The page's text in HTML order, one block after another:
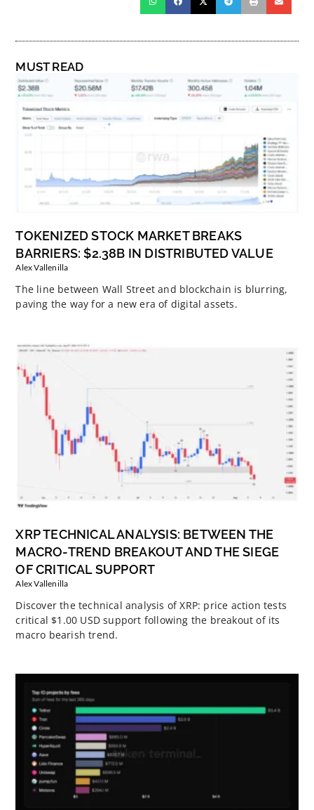
MUST READ
TOKENIZED STOCK MARKET BREAKS
BARRIERS: $2.38B IN DISTRIBUTED VALUE
Alex Vallenilla
The line between Wall Street and blockchain is blurring,
paving the way for a new era of digital assets.
XRP TECHNICAL ANALYSIS: BETWEEN THE
MACRO-TREND BREAKOUT AND THE SIEGE
OF CRITICAL SUPPORT
Alex Vallenilla
Discover the technical analysis of XRP: price action tests
critical $1.00 USD support following the breakout of its
macro bearish trend.